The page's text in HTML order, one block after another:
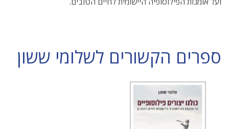
ספרים הקשורים לשלומי ששון